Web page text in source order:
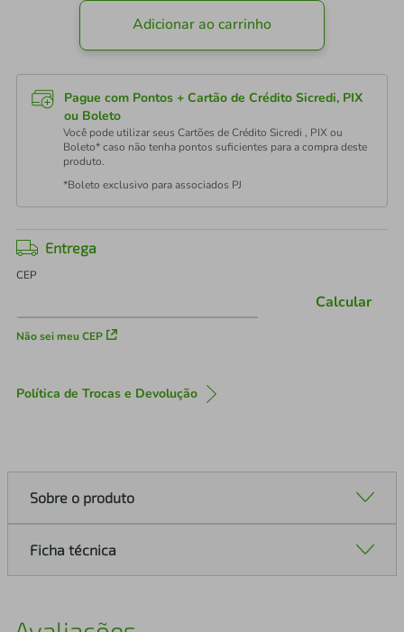
Adicionar ao carrinho
Pague com Pontos + Cartão de Crédito Sicredi, PIX
ou Boleto
Você pode utilizar seus Cartões de Crédito Sicredi , PIX ou
Boleto* caso não tenha pontos suficientes para a compra deste
produto.
*Boleto exclusivo para associados PJ
Entrega
CEP
Não sei meu CEP
Calcular
Política de Trocas e Devolução
Sobre o produto
Ficha técnica